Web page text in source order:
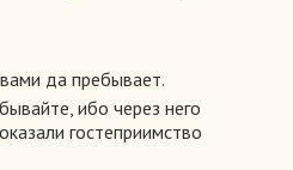
да пребывает.
ибо через него
гостеприимство